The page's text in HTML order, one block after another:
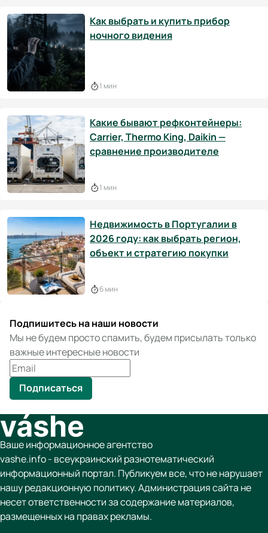
Как выбрать и купить прибор
ночного видения
1 мин
Какие бывают рефконтейнеры:
Carrier, Thermo King, Daikin —
сравнение производителе
1 мин
Недвижимость в Португалии в
2026 году: как выбрать регион,
объект и стратегию покупки
6 мин
Подпишитесь на наши новости
Мы не будем просто спамить, будем присылать только
важные интересные новости
Подписаться
Ваше информационное агентство
vashe.info - всеукраинский разнотематический
информационный портал. Публикуем все, что не нарушает
нашу редакционную политику. Администрация сайта не
несет ответственности за содержание материалов,
размещенных на правах рекламы.